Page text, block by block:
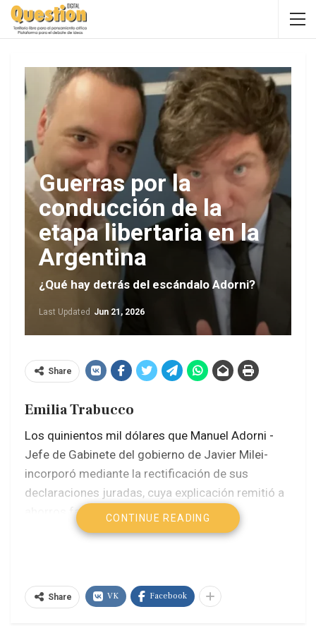
Guerras por la
conducción de la
etapa libertaria en la
Argentina
¿Qué hay detrás del escándalo Adorni?
Last Updated Jun 21, 2026
Share
Emilia Trabucco
Los quinientos mil dólares que Manuel Adorni -
Jefe de Gabinete del gobierno de Javier Milei-
incorporó mediante la rectificación de sus
declaraciones juradas, cuya explicación remitió a
ahorros familiares e inversiones en
criptomonedas, volvieron a colocar en el centro
La secuencia abierta por el caso $LIBRA, la
CONTINUE READING
Share VK Facebook